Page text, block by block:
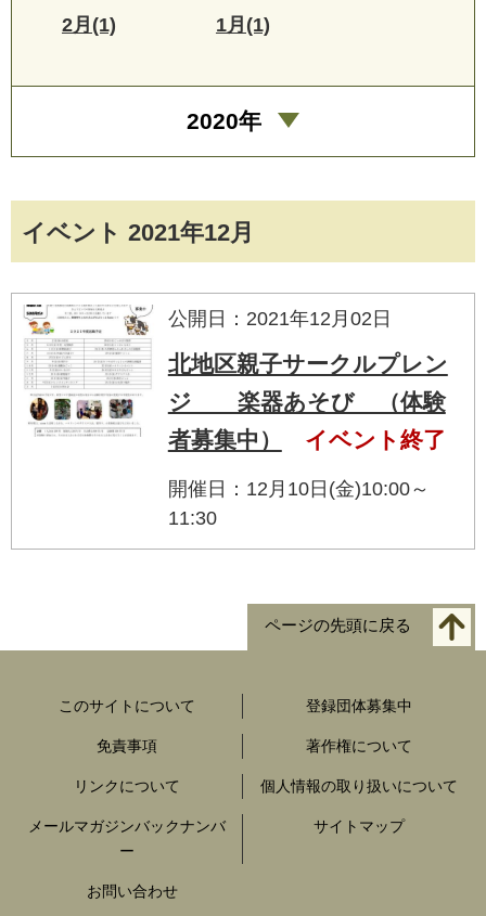
イベント 2021年12月
公開日：2021年12月02日
北地区親子サークルプレン
ジ 楽器あそび （体験
者募集中）
イベント終了
開催日：12月10日(金)10:00～
11:30
2月(1) 1月(1)
2020年
ページの先頭に戻る
このサイトについて 登録団体募集中
免責事項 著作権について
リンクについて 個人情報の取り扱いについて
メールマガジンバックナンバ
ー
サイトマップ
お問い合わせ